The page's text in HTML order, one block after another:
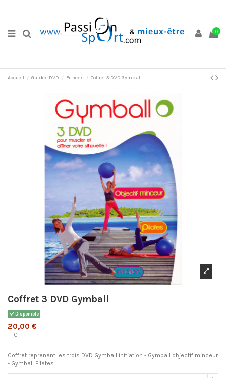
0
Accueil Guides DVD Fitness Coffret 3 DVD Gymball
Coffret 3 DVD Gymball
Disponible
20,00 €
TTC
Coffret reprenant les trois DVD Gymball initiation - Gymball objectif minceur
- Gymball Pilates